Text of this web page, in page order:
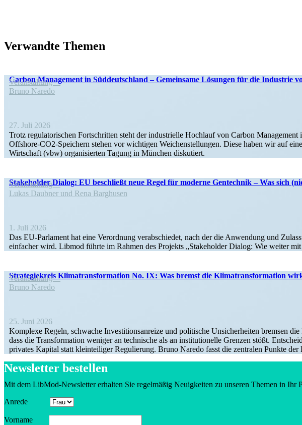
Verwandte Themen
Carbon Management in Süddeutschland – Gemeinsame Lösungen für die Industrie
Veran­staltung
Bruno Naredo
27. Juli 2026
Trotz regula­to­ri­schen Fortschritten steht der indus­trielle Hochlauf von Carbon
Offshore-CO2-Speichern stehen vor wichtigen Weichen­stel­lungen. Diese haben wir auf
Wirtschaft (vbw) organi­sierten Tagung in München diskutiert.
Stake­holder Dialog: EU beschließt neue Regel für moderne Gentechnik – Was sich
Veran­staltung
Lukas Daubner und Rena Barghusen
1. Juli 2026
Das EU-Parlament hat eine Verordnung verab­schiedet, nach der die Anwendung und
einfacher wird. Libmod führte im Rahmen des Projekts „Stake­holder Dialog: Wie weiter
Strate­gie­kreis Klima­trans­for­mation No. IX: Was bremst die Klima­trans­for­mation
Veran­staltung
Bruno Naredo
25. Juni 2026
Komplexe Regeln, schwache Inves­ti­ti­ons­an­reize und politische Unsicher­heiten bremsen
dass die Trans­for­mation weniger an technische als an insti­tu­tio­nelle Grenzen stößt.
privates Kapital statt klein­tei­liger Regulierung. Bruno Naredo fasst die zentralen Punkte der
Newsletter bestellen
Mit dem LibMod-Newsletter erhalten Sie regel­mäßig Neuig­keiten zu unseren Themen in Ihr
Anrede
Vorname